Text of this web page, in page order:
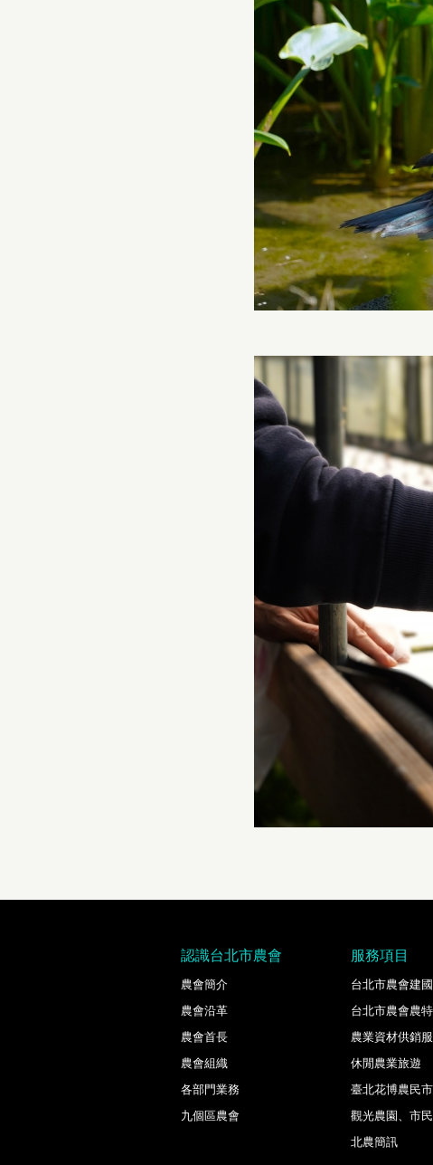
認識台北市農會
農會簡介
農會沿革
農會首長
農會組織
各部門業務
九個區農會
服務項目
台北市農會建
台北市農會農
農業資材供銷
休閒農業旅遊
臺北花博農民
觀光農園、市
北農簡訊